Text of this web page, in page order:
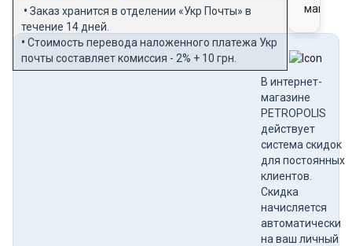
• Заказ хранится в отделении «Укр Почты» в
течение 14 дней.
• Стоимость перевода наложенного платежа Укр
почты составляет комиссия - 2% + 10 грн.
В интернет-
магазине
PETROPOLIS
действует
система скидок
для постоянных
клиентов.
Скидка
начисляется
автоматически
на ваш личный